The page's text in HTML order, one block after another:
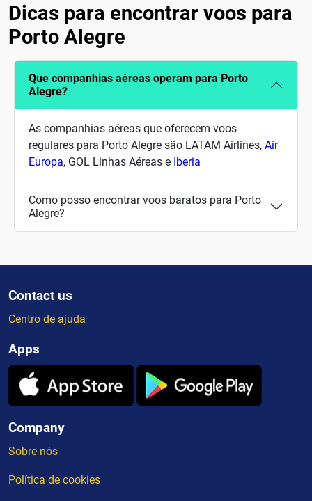
Dicas para encontrar voos para
Porto Alegre
Que companhias aéreas operam para Porto
Alegre?
As companhias aéreas que oferecem voos
regulares para Porto Alegre são LATAM Airlines, Air
Europa, GOL Linhas Aéreas e Iberia
Como posso encontrar voos baratos para Porto
Alegre?
Contact us
Centro de ajuda
Apps
Company
Sobre nós
Política de cookies